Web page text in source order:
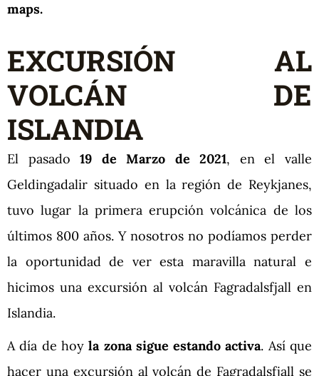
maps.
EXCURSIÓN AL
VOLCÁN DE
ISLANDIA
El pasado19 de Marzo de 2021, en el valle
Geldingadalir situado en la región de Reykjanes,
tuvo lugar la primera erupción volcánica de los
últimos 800 años. Y nosotros no podíamos perder
la oportunidad de ver esta maravilla natural e
hicimos una excursión al volcán Fagradalsfjall en
Islandia.
A día de hoyla zona sigue estando activa. Así que
hacer una excursión al volcán de Fagradalsfjall se